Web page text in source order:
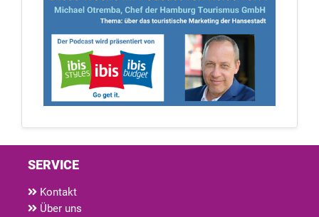
SERVICE
Kontakt
Über uns